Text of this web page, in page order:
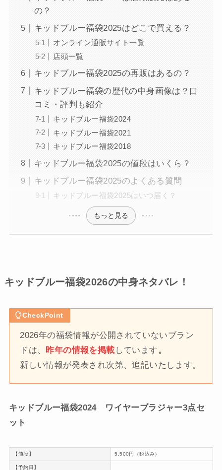
の？
キッドブルー福袋2025はどこで買える？
オンライン通販サイト一覧
店頭一覧
キッドブルー福袋2025の再販はあるの？
キッドブルー福袋の歴代の中身画像は？口
コミ・評判も紹介
キッドブルー福袋2024
キッドブルー福袋2021
キッドブルー福袋2018
キッドブルー福袋2025の値段はいくら？
キッドブルー福袋2025のよくある質問
キッドブルー福袋2025はいつ届く？
もっと見る
キッドブルー福袋2026の中身ネタバレ！
CheckPoint
2026年の福袋情報が公開されていないブラン
ドは、
昨年の情報を掲載 しています 。
新しい情報が発表され次第、追記いたします。
キッドブルー福袋2024 ワイヤーブラジャー3点セ
ット
【値段】 5,500円（税込み）
【予約日】